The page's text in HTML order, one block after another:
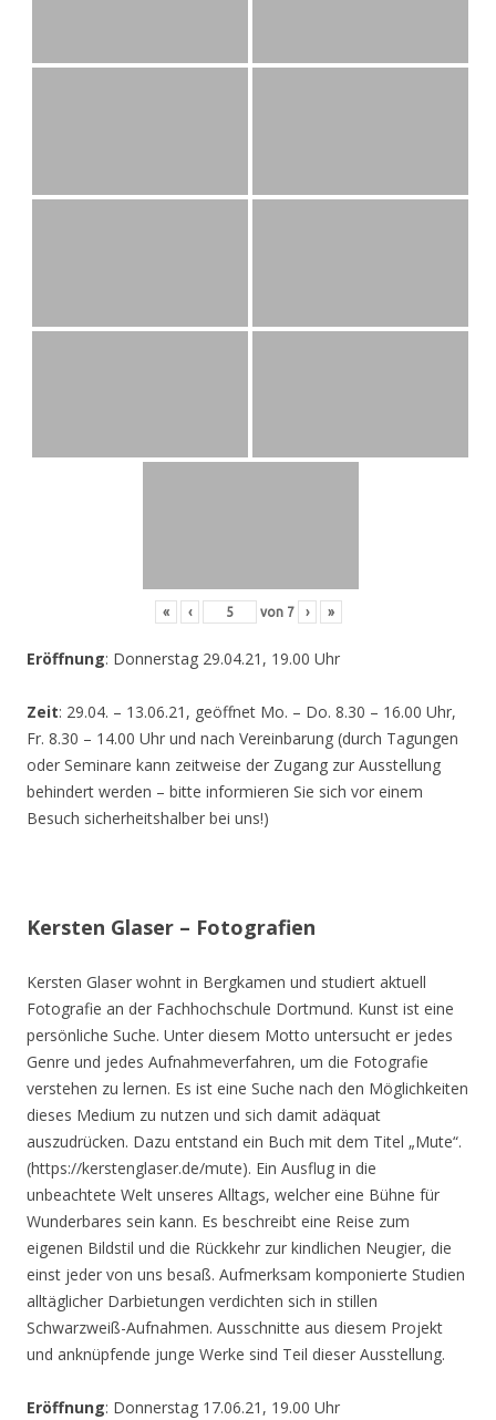
« ‹ von 7 › »
Eröffnung: Donnerstag 29.04.21, 19.00 Uhr
Zeit: 29.04. – 13.06.21, geöffnet Mo. – Do. 8.30 – 16.00 Uhr,
Fr. 8.30 – 14.00 Uhr und nach Vereinbarung (durch Tagungen
oder Seminare kann zeitweise der Zugang zur Ausstellung
behindert werden – bitte informieren Sie sich vor einem
Besuch sicherheitshalber bei uns!)
Kersten Glaser – Fotografien
Kersten Glaser wohnt in Bergkamen und studiert aktuell
Fotografie an der Fachhochschule Dortmund. Kunst ist eine
persönliche Suche. Unter diesem Motto untersucht er jedes
Genre und jedes Aufnahmeverfahren, um die Fotografie
verstehen zu lernen. Es ist eine Suche nach den Möglichkeiten
dieses Medium zu nutzen und sich damit adäquat
auszudrücken. Dazu entstand ein Buch mit dem Titel „Mute“.
(https://kerstenglaser.de/mute). Ein Ausflug in die
unbeachtete Welt unseres Alltags, welcher eine Bühne für
Wunderbares sein kann. Es beschreibt eine Reise zum
eigenen Bildstil und die Rückkehr zur kindlichen Neugier, die
einst jeder von uns besaß. Aufmerksam komponierte Studien
alltäglicher Darbietungen verdichten sich in stillen
Schwarzweiß-Aufnahmen. Ausschnitte aus diesem Projekt
und anknüpfende junge Werke sind Teil dieser Ausstellung.
Eröffnung: Donnerstag 17.06.21, 19.00 Uhr